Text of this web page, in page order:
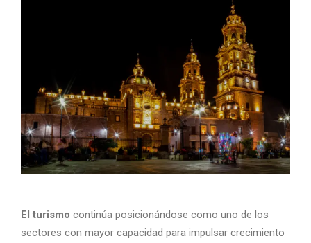
El turismo continúa posicionándose como uno de los
sectores con mayor capacidad para impulsar crecimiento